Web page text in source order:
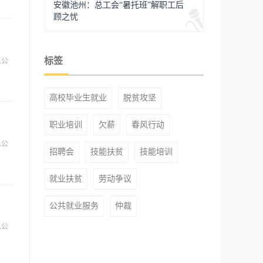
安徽池州：总工会“暑托班”解职工后
顾之忧
标签
高校毕业生就业 脱贫攻坚
职业培训 欠薪 春风行动
招聘会 技能扶贫 技能培训
就业扶贫 劳动争议
公共就业服务 仲裁